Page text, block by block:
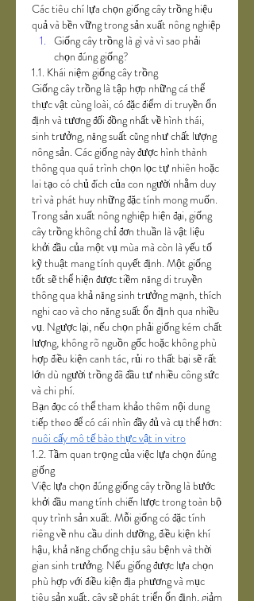
Các tiêu chí lựa chọn giống cây trồng hiệu
quả và bền vững trong sản xuất nông nghiệp
Giống cây trồng là gì và vì sao phải
chọn đúng giống?
1.1. Khái niệm giống cây trồng
Giống cây trồng là tập hợp những cá thể
thực vật cùng loài, có đặc điểm di truyền ổn
định và tương đối đồng nhất về hình thái,
sinh trưởng, năng suất cũng như chất lượng
nông sản. Các giống này được hình thành
thông qua quá trình chọn lọc tự nhiên hoặc
lai tạo có chủ đích của con người nhằm duy
trì và phát huy những đặc tính mong muốn.
Trong sản xuất nông nghiệp hiện đại, giống
cây trồng không chỉ đơn thuần là vật liệu
khởi đầu của một vụ mùa mà còn là yếu tố
kỹ thuật mang tính quyết định. Một giống
tốt sẽ thể hiện được tiềm năng di truyền
thông qua khả năng sinh trưởng mạnh, thích
nghi cao và cho năng suất ổn định qua nhiều
vụ. Ngược lại, nếu chọn phải giống kém chất
lượng, không rõ nguồn gốc hoặc không phù
hợp điều kiện canh tác, rủi ro thất bại sẽ rất
lớn dù người trồng đã đầu tư nhiều công sức
và chi phí.
Bạn đọc có thể tham khảo thêm nội dung
nuôi cấy mô tế bào thực vật in vitro
1.2. Tầm quan trọng của việc lựa chọn đúng
giống
Việc lựa chọn đúng giống cây trồng là bước
khởi đầu mang tính chiến lược trong toàn bộ
quy trình sản xuất. Mỗi giống có đặc tính
riêng về nhu cầu dinh dưỡng, điều kiện khí
hậu, khả năng chống chịu sâu bệnh và thời
gian sinh trưởng. Nếu giống được lựa chọn
phù hợp với điều kiện địa phương và mục
tiêu sản xuất, cây sẽ phát triển ổn định, giảm